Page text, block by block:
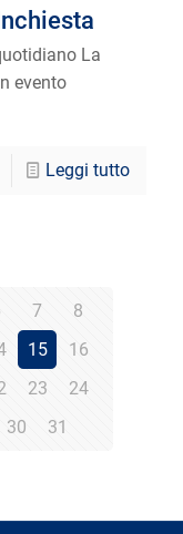
La
evento
Leggi tutto
7
8
15
16
23
24
30 31